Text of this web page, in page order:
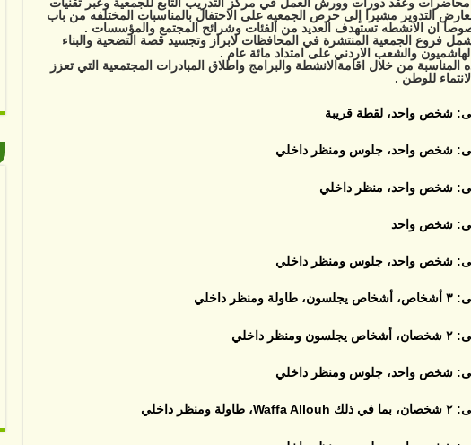
التدوير مشيرا إلى حرص الجمعيه على الاحتفال بالمناسبات المختلفه من باب
ان الانشطه تستهدف العديد من الفئات وشرائح المجتمع والمؤسسات .
فروع الجمعية المنتشرة في المحافظات لابراز وتجسيد قصة التضحية والبناء
والشعب الاردني على امتداد مائة عام .
المناسبة من خلال اقامةالانشطة والبرامج واطلاق المبادرات المجتمعية التي تعزز
للوطن .